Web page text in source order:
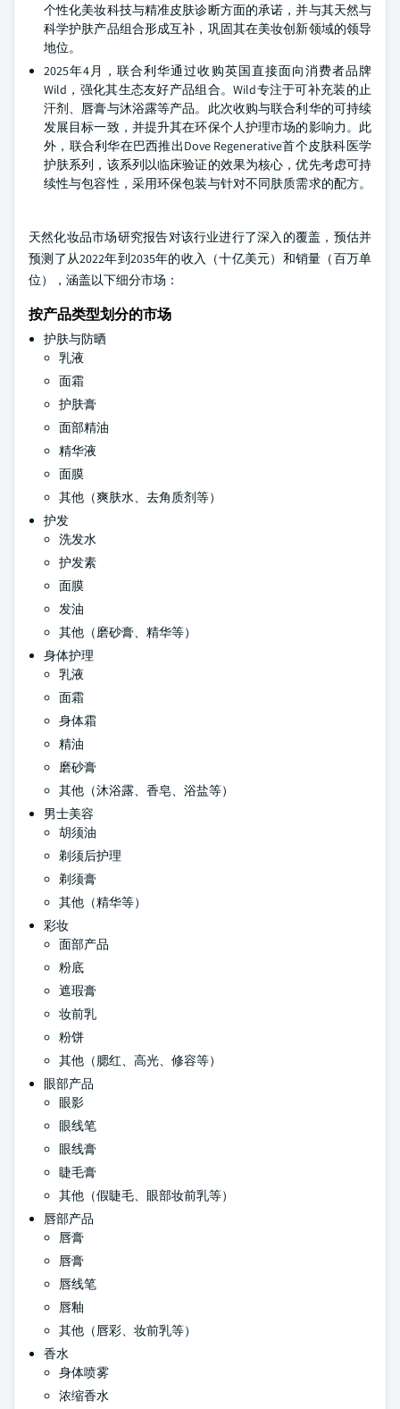
个性化美妆科技与精准皮肤诊断方面的承诺，并与其天然与
科学护肤产品组合形成互补，巩固其在美妆创新领域的领导
地位。
2025年4月，联合利华通过收购英国直接面向消费者品牌
Wild，强化其生态友好产品组合。Wild专注于可补充装的止
汗剂、唇膏与沐浴露等产品。此次收购与联合利华的可持续
发展目标一致，并提升其在环保个人护理市场的影响力。此
外，联合利华在巴西推出Dove Regenerative首个皮肤科医学
护肤系列，该系列以临床验证的效果为核心，优先考虑可持
续性与包容性，采用环保包装与针对不同肤质需求的配方。
天然化妆品市场研究报告对该行业进行了深入的覆盖，预估并
预测了从2022年到2035年的收入（十亿美元）和销量（百万单
位），涵盖以下细分市场：
按产品类型划分的市场
护肤与防晒
乳液
面霜
护肤膏
面部精油
精华液
面膜
其他（爽肤水、去角质剂等）
护发
洗发水
护发素
面膜
发油
其他（磨砂膏、精华等）
身体护理
乳液
面霜
身体霜
精油
磨砂膏
其他（沐浴露、香皂、浴盐等）
男士美容
胡须油
剃须后护理
剃须膏
其他（精华等）
彩妆
面部产品
粉底
遮瑕膏
妆前乳
粉饼
其他（腮红、高光、修容等）
眼部产品
眼影
眼线笔
眼线膏
睫毛膏
其他（假睫毛、眼部妆前乳等）
唇部产品
唇膏
唇膏
唇线笔
唇釉
其他（唇彩、妆前乳等）
香水
身体喷雾
浓缩香水